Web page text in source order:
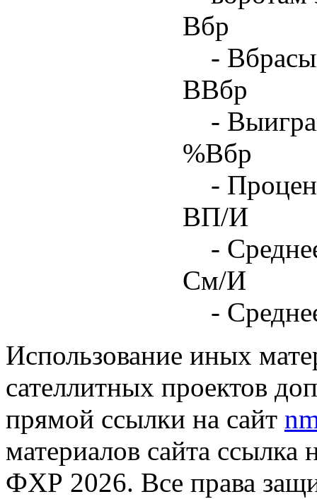
Вбр
-
ВВбр
-
%Вбр
-
ВП/И
-
См/И
-
Использование иных
сателлитных проектов
прямой ссылки на сайт
материалов сайта ссылка
ФХР 2026. Все права